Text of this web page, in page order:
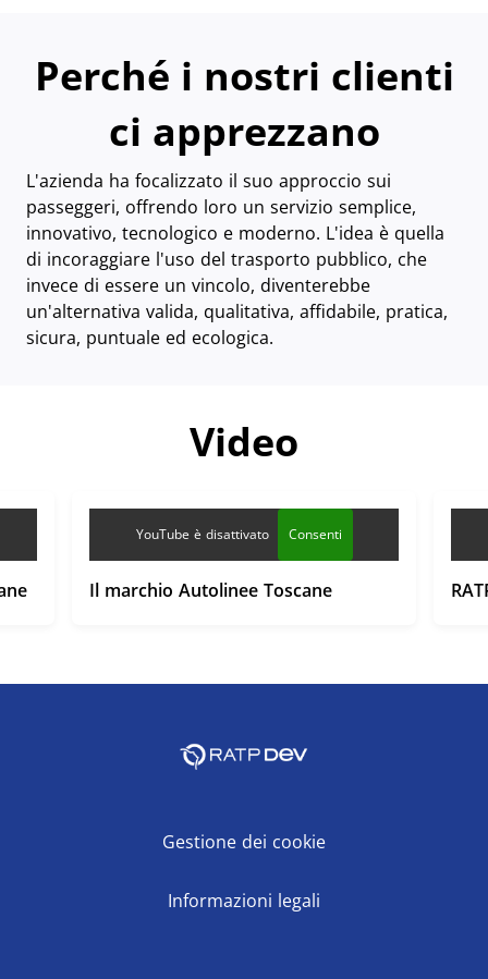
Perché i nostri clienti
ci apprezzano
L'azienda ha focalizzato il suo approccio sui
passeggeri, offrendo loro un servizio semplice,
innovativo, tecnologico e moderno. L'idea è quella
di incoraggiare l'uso del trasporto pubblico, che
invece di essere un vincolo, diventerebbe
un'alternativa valida, qualitativa, affidabile, pratica,
sicura, puntuale ed ecologica.
Video
YouTube è disattivato Consenti
Il marchio Autolinee Toscane
Gestione dei cookie
Informazioni legali